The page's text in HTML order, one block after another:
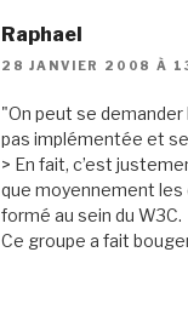
Raphael
28 JANVIER 2008 À
"On peut se demander
pas implémentée et
> En fait, c’est
que moyennement les
formé au sein du W3C.
Ce groupe a fait